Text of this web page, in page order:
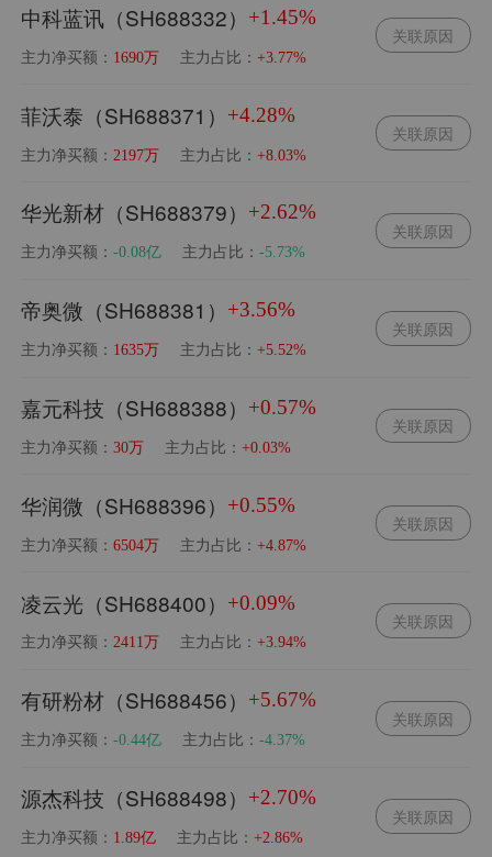
中科蓝讯（SH688332） +1.45%
主力净买额： 1690万 主力占比：+3.77%
关联原因
菲沃泰（SH688371） +4.28%
主力净买额： 2197万 主力占比：+8.03%
关联原因
华光新材（SH688379） +2.62%
主力净买额：-0.08亿 主力占比：-5.73%
关联原因
帝奥微（SH688381） +3.56%
主力净买额： 1635万 主力占比：+5.52%
关联原因
嘉元科技（SH688388） +0.57%
主力净买额：30万 主力占比：+0.03%
关联原因
华润微（SH688396） +0.55%
主力净买额：6504万 主力占比：+4.87%
关联原因
凌云光（SH688400） +0.09%
主力净买额：2411万 主力占比：+3.94%
关联原因
有研粉材（SH688456） +5.67%
主力净买额：-0.44亿 主力占比：-4.37%
关联原因
源杰科技（SH688498） +2.70%
主力净买额： 1.89亿 主力占比：+2.86%
关联原因